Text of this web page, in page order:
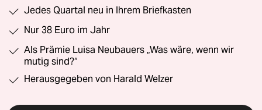
Jedes Quartal neu in Ihrem Briefkasten
Nur 38 Euro im Jahr
Als Prämie Luisa Neubauers „Was wäre, wenn wir
mutig sind?“
Herausgegeben von Harald Welzer